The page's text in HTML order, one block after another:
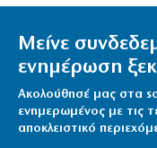
Μείνε
ενημέρωση
Ακολούθησέ μας στα
ενημερωμένος με τις
αποκλειστικό